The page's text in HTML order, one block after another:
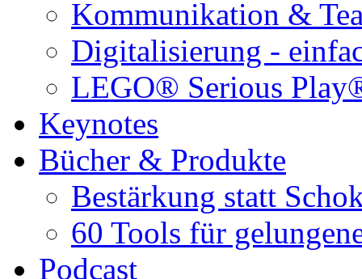
Kommunikation &
Digitalisierung -
LEGO® Serious
Keynotes
Bücher & Produkte
Bestärkung statt
60 Tools für
Podcast